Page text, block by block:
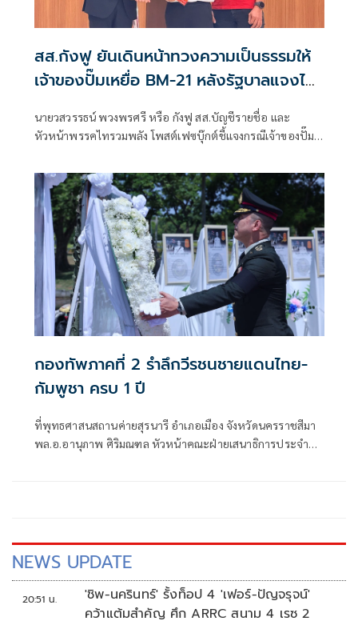
สส.กังฟู ยันเดินหน้าทวงความเป็นธรรมให้
เจ้าของปั๊มเหยื่อ BM-21 หลังรัฐบาลแจงไม่
นายวสวรรธน์ พวงพรศรี หรือ กังฟู สส.บัญชีรายชื่อ และ
หัวหน้าพรรคไทรวมพลัง โพสต์เฟซบุ๊กต์ชี้แจงกรณีเจ้าของปั๊ม
เสียหายจากจรวด BM-21 ของกัมพูชา ออกมาร้องเรียนว่ายังไม่
ได้รับเงินเยียวจากภาครัฐ ก่อนที่นางสาวรัชดา ธนาดิเรก โฆษก
ประจำสำนักนายกรัฐมนตรี ยืนยันว่า
กองทัพภาคที่ 2 รำลึกวีรชนชายแดนไทย-
กัมพูชา ครบ 1 ปี
ที่พุทธศาสนสถานค่ายสุรนารี อำเภอเมือง จังหวัดนครราชสีมา
พล.อ.อานุภาพ ศิริมณฑล หัวหน้าคณะฝ่ายเสนาธิการประจำผู้
NEWS UPDATE
20:51 น.
'ชิพ-นครินทร์' รั้งท็อป 4 'เฟอร์-ปัญจรุจน์'
คว้าแต้มสำคัญ ศึก ARRC สนาม 4 เรซ 2